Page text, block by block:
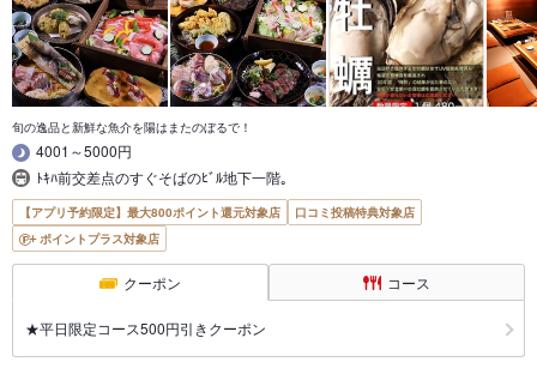
旬の逸品と新鮮な魚介を陽はまたのぼるで！
4001～5000円
ﾄｷﾊ前交差点のすぐそばのﾋﾞﾙ地下一階｡
【アプリ予約限定】最大800ポイント還元対象店
口コミ投稿特典対象店
ポイントプラス対象店
クーポン コース
★平日限定コース500円引きクーポン